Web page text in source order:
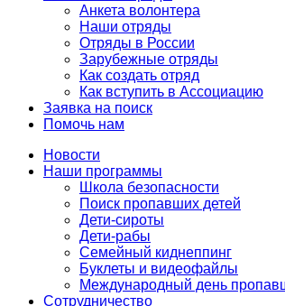
Анкета волонтера
Наши отряды
Отряды в России
Зарубежные отряды
Как создать отряд
Как вступить в Ассоциацию
Заявка на поиск
Помочь нам
Новости
Наши программы
Школа безопасности
Поиск пропавших детей
Дети-сироты
Дети-рабы
Семейный киднеппинг
Буклеты и видеофайлы
Международный день
Сотрудничество